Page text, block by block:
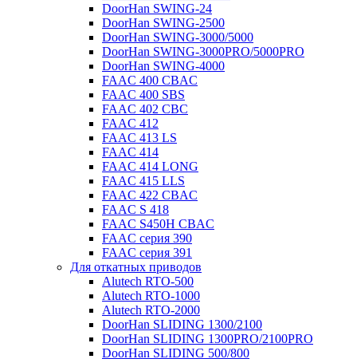
DoorHan SWING-24
DoorHan SWING-2500
DoorHan SWING-3000/5000
DoorHan SWING-3000PRO/5000PRO
DoorHan SWING-4000
FAAC 400 CBAC
FAAC 400 SBS
FAAC 402 CBC
FAAC 412
FAAC 413 LS
FAAC 414
FAAC 414 LONG
FAAC 415 LLS
FAAC 422 CBAC
FAAC S 418
FAAC S450H CBAC
FAAC серия 390
FAAC серия 391
Для откатных приводов
Alutech RTO-500
Alutech RTO-1000
Alutech RTO-2000
DoorHan SLIDING 1300/2100
DoorHan SLIDING 1300PRO/2100PRO
DoorHan SLIDING 500/800